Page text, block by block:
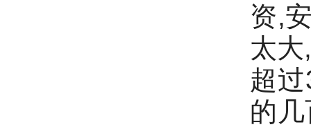
资,
太
超
的